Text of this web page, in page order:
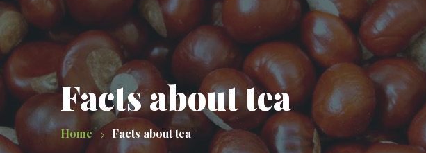
Facts about tea
Home Facts about tea